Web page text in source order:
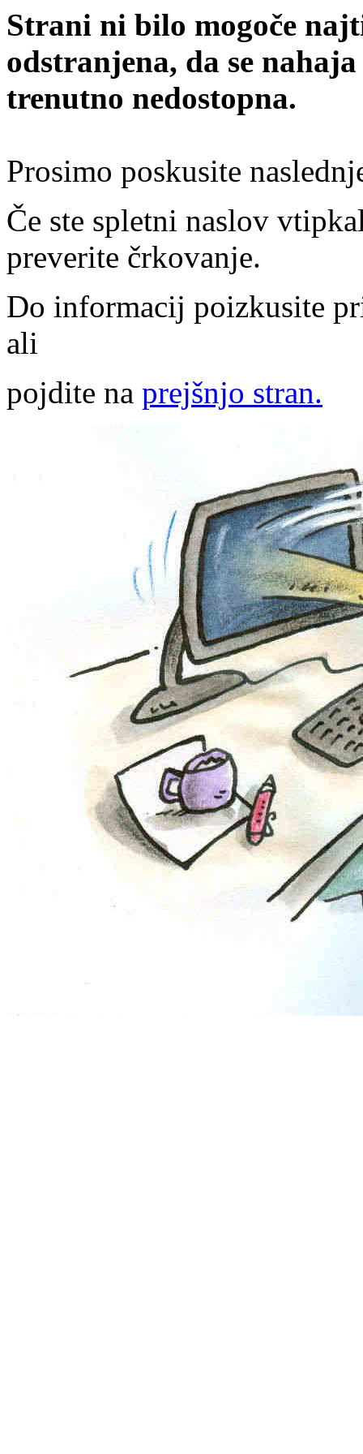
Strani ni bilo mogoče
odstranjena, da se
trenutno nedostopna.
Prosimo poskusite
Če ste spletni naslov
preverite črkovanje.
Do informacij poizkusite
ali
pojdite na prejšnjo stran.